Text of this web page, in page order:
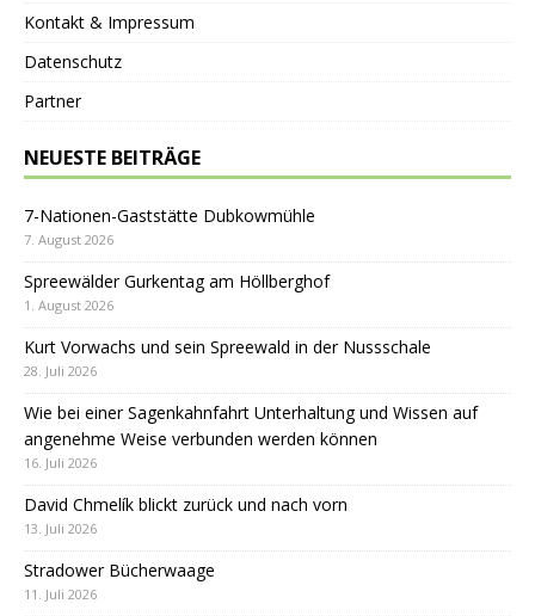
Kontakt & Impressum
Datenschutz
Partner
NEUESTE BEITRÄGE
7-Nationen-Gaststätte Dubkowmühle
7. August 2026
Spreewälder Gurkentag am Höllberghof
1. August 2026
Kurt Vorwachs und sein Spreewald in der Nussschale
28. Juli 2026
Wie bei einer Sagenkahnfahrt Unterhaltung und Wissen auf
angenehme Weise verbunden werden können
16. Juli 2026
David Chmelík blickt zurück und nach vorn
13. Juli 2026
Stradower Bücherwaage
11. Juli 2026